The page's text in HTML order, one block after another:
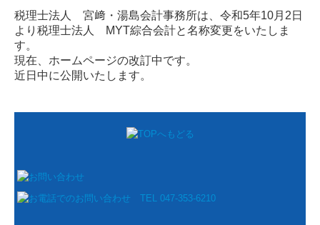
相続・贈与のご相談
税理士法人 宮﨑・湯島会計事務所は、令和5年10月2日
より税理士法人 MYT綜合会計と名称変更をいたしま
す。
現在、ホームページの改訂中です。
近日中に公開いたします。